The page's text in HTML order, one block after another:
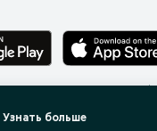
Узнать больше